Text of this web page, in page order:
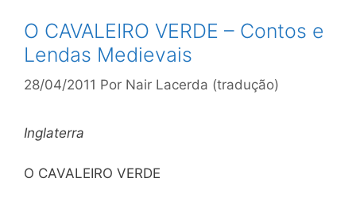
O CAVALEIRO VERDE – Contos e
Lendas Medievais
28/04/2011 Por Nair Lacerda (tradução)
Inglaterra
O CAVALEIRO VERDE